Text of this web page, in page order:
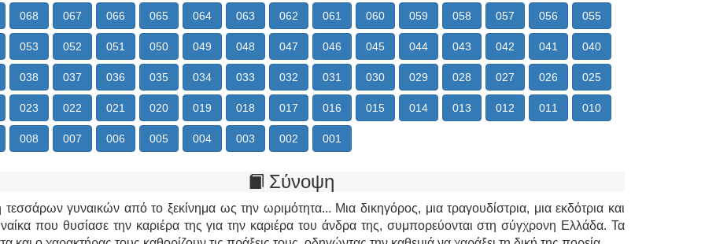
068 067 066 065 064 063 062 061 060 059 058 057 056 055
053 052 051 050 049 048 047 046 045 044 043 042 041 040
038 037 036 035 034 033 032 031 030 029 028 027 026 025
023 022 021 020 019 018 017 016 015 014 013 012 011 010
008 007 006 005 004 003 002 001
Σύνοψη
γυναικών από το ξεκίνημα ως την ωριμότητα... Μια δικηγόρος, μια τραγουδίστρια, μια εκδότρια και
που θυσίασε την καριέρα της για την καριέρα του άνδρα της, συμπορεύονται στη σύγχρονη Ελλάδα. Τα